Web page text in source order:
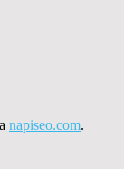
napiseo.com.